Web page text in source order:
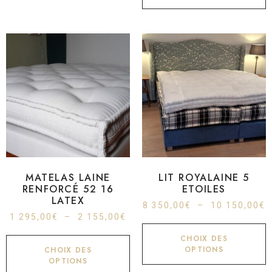
MATELAS LAINE
RENFORCÉ 52 16
LATEX
1 295,00€ – 2 155,00€
CHOIX DES
OPTIONS
LIT ROYALAINE 5
ETOILES
8 350,00€ – 10 150,00€
CHOIX DES
OPTIONS